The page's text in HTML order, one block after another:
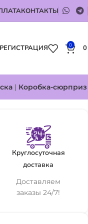
КОНТАКТЫ
0
| Коробка-сюрприз
Круглосуточная
доставка
Доставляем
заказы 24/7!